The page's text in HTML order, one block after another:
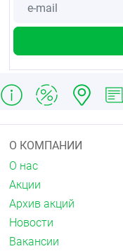
О КОМПАНИИ
О нас
Акции
Архив акций
Новости
Вакансии